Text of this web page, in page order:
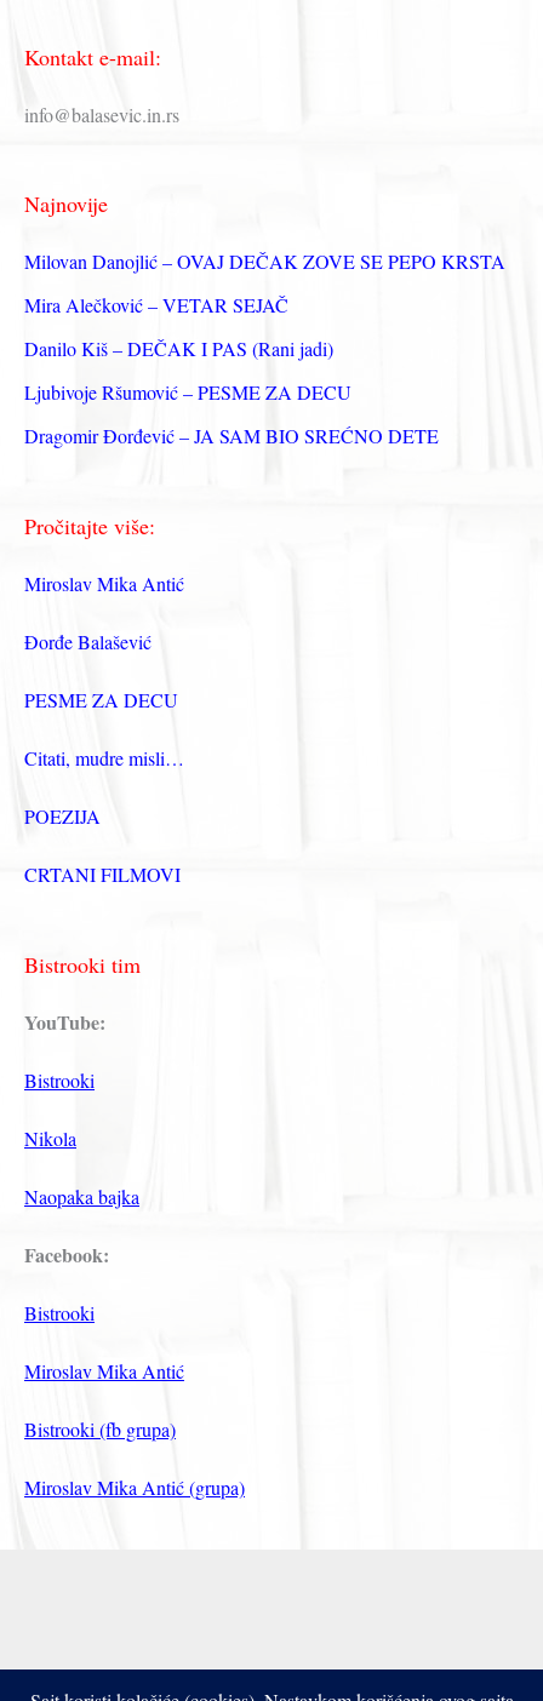
т
а
з
а
Kontakt e-mail:
info@balasevic.in.rs
Najnovije
Milovan Danojlić – OVAJ DEČAK ZOVE SE PEPO KRSTA
Mira Alečković – VETAR SEJAČ
Danilo Kiš – DEČAK I PAS (Rani jadi)
Ljubivoje Ršumović – PESME ZA DECU
Dragomir Đorđević – JA SAM BIO SREĆNO DETE
Pročitajte više:
Miroslav Mika Antić
Đorđe Balašević
PESME ZA DECU
Citati, mudre misli…
POEZIJA
CRTANI FILMOVI
Bistrooki tim
YouTube:
Bistrooki
Nikola
Naopaka bajka
Facebook:
Bistrooki
Miroslav Mika Antić
Bistrooki (fb grupa)
Miroslav Mika Antić (grupa)